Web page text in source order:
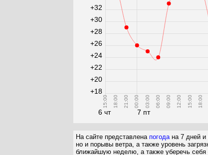
6 чт
15:00 18:00 21:00
7 пт
00:00 03:00 06:00 09:00 12:00 15:00 18:00
+18
+20
+22
+24
+26
+28
+30
+32
На сайте представлена погода на 7 дней и
но и порывы ветра, а также уровень
ближайшую неделю, а также уберечь себя